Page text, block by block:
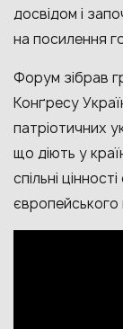
досвідом і
на посилення
Форум зібрав
Конґресу
патріотичних
що діють у
спільні
європейського